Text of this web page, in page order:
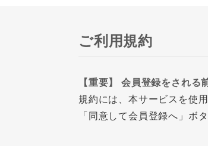
ご利用規約
【重要】 会員登録をされる
規約には、本サービスを使
「同意して会員登録へ」ボ